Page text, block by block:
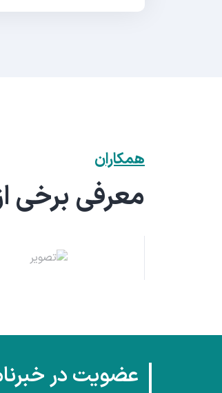
همکاران
معرفی برخی
عضویت در